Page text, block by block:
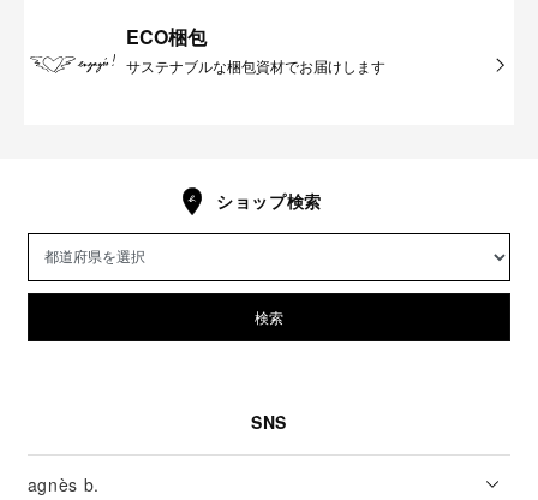
ECO梱包
サステナブルな梱包資材でお届けします
ショップ検索
検索
SNS
agnès b.